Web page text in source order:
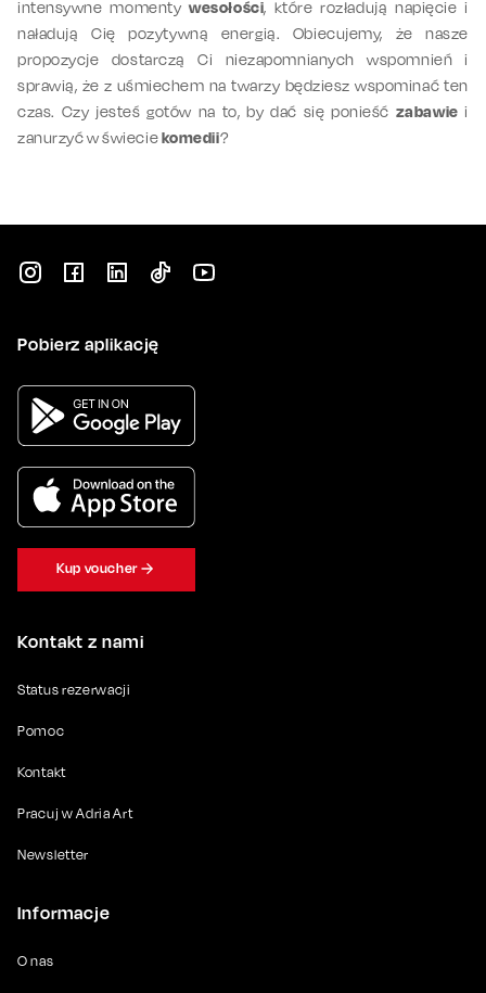
intensywne momentywesołości, które rozładują napięcie i
naładują Cię pozytywną energią. Obiecujemy, że nasze
propozycje dostarczą Ci niezapomnianych wspomnień i
sprawią, że z uśmiechem na twarzy będziesz wspominać ten
czas. Czy jesteś gotów na to, by dać się ponieść zabawie i
zanurzyć w świeciekomedii?
Kontakt z nami
Status rezerwacji
Pomoc
Kontakt
Pracuj w Adria Art
Newsletter
Informacje
O nas
Pobierz aplikację
Kup voucher